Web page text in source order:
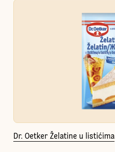
Dr. Oetker Želatine u listićima